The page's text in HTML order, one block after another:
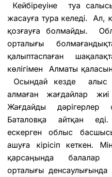
Кейбіреуіне туа
жасауға тура келеді. Ал,
қозғауға болмайды.
орталығы
қалыптаспаған
көлігімен Алматы
Осындай кезде алыс
алмаған жағдайлар
Жағдайды
Баталовқа айтқан еді.
ескерген облыс
ашуға кірісіп кеткен.
қарсаңында балалар
орталығы